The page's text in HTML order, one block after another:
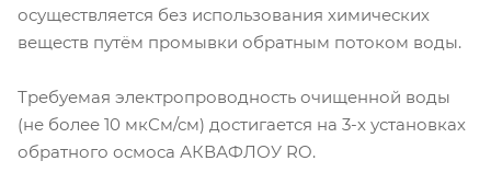
осуществляется без использования химических
веществ путём промывки обратным потоком воды.
Требуемая электропроводность очищенной воды
(не более 10 мкСм/см) достигается на 3-х установках
обратного осмоса АКВАФЛОУ RO.